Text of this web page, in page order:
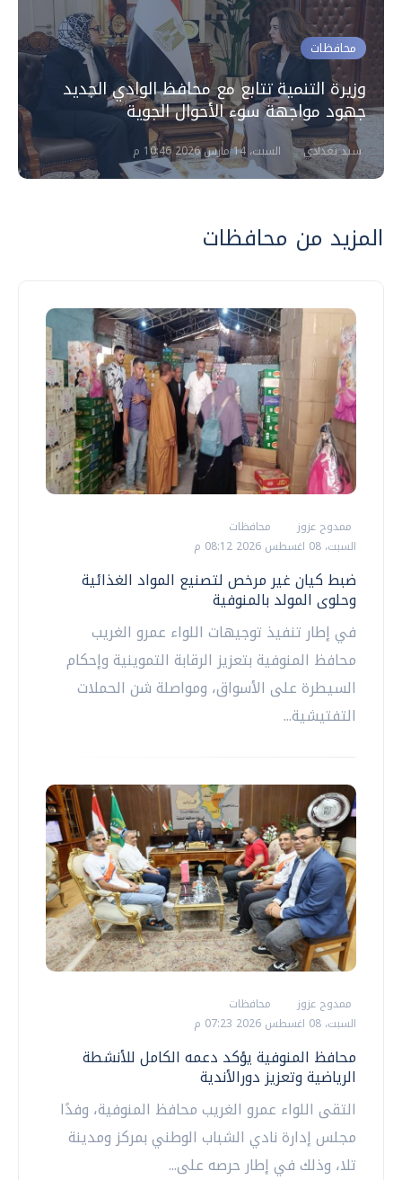
محافظات
وزيرة التنمية تتابع مع محافظ الوادي الجديد
جهود مواجهة سوء الأحوال الجوية
سيد بغدادي السبت، 14 مارس 2026 10:46 م
المزيد من محافظات
ممدوح عزوز
محافظات
السبت، 08 اغسطس 2026 08:12 م
ضبط كيان غير مرخص لتصنيع المواد الغذائية
وحلوى المولد بالمنوفية
في إطار تنفيذ توجيهات اللواء عمرو الغريب
محافظ المنوفية بتعزيز الرقابة التموينية وإحكام
السيطرة على الأسواق، ومواصلة شن الحملات
التفتيشية...
ممدوح عزوز
محافظات
السبت، 08 اغسطس 2026 07:23 م
محافظ المنوفية يؤكد دعمه الكامل للأنشطة
الرياضية وتعزيز دورالأندية
التقى اللواء عمرو الغريب محافظ المنوفية، وفدًا
مجلس إدارة نادي الشباب الوطني بمركز ومدينة
تلا، وذلك في إطار حرصه على...